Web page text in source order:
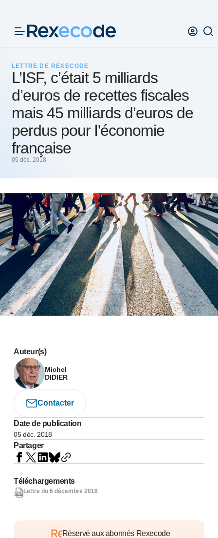
LETTRE DE REXECODE
L’ISF, c’était 5 milliards
d’euros de recettes fiscales
mais 45 milliards d’euros de
perdus pour l'économie
française
05 déc. 2018
Auteur(s)
Michel
DIDIER
Contacter
Date de publication
05 déc. 2018
Partager
Réservé aux abonnés Rexecode
Téléchargements
Lettre du 6 décembre 2018